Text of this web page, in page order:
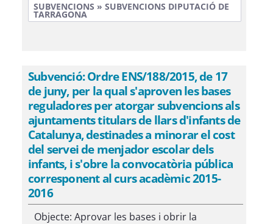
SUBVENCIONS » SUBVENCIONS DIPUTACIÓ DE
TARRAGONA
Subvenció: Ordre ENS/188/2015, de 17
de juny, per la qual s'aproven les bases
reguladores per atorgar subvencions als
ajuntaments titulars de llars d'infants de
Catalunya, destinades a minorar el cost
del servei de menjador escolar dels
infants, i s'obre la convocatòria pública
corresponent al curs acadèmic 2015-
2016
Objecte: Aprovar les bases i obrir la